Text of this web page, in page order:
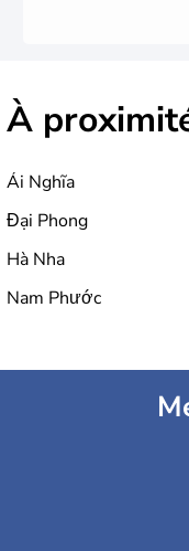
À
Ái Nghĩa
Đại Phong
Hà Nha
Nam Phước